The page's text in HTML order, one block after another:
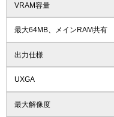
VRAM容量
最大64MB、メインRAM共有
出力仕様
UXGA
最大解像度